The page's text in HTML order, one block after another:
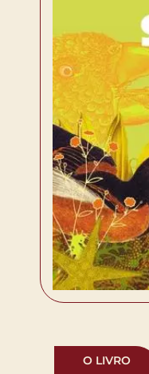
O LIVRO